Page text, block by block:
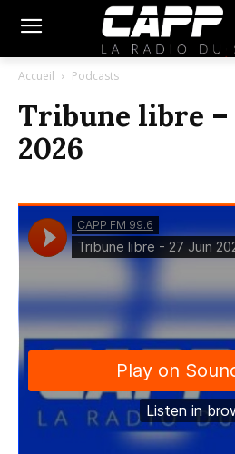
Accueil Podcasts
Tribune libre –
2026